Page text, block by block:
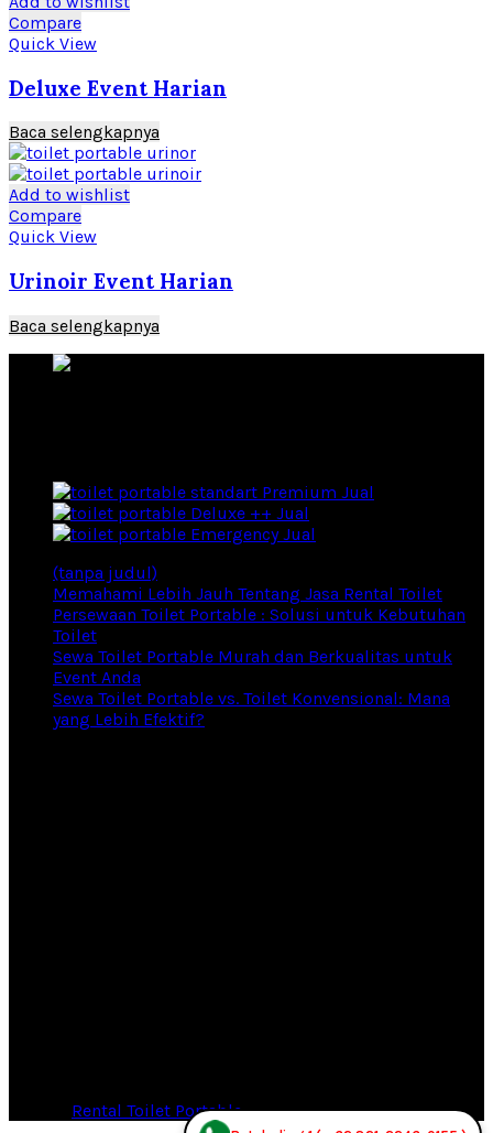
Compare
Quick View
Deluxe Event Harian
Baca selengkapnya
Add to wishlist
Compare
Quick View
Urinoir Event Harian
Baca selengkapnya
Premium Jual
Deluxe ++ Jual
Emergency Jual
(tanpa judul)
Memahami Lebih Jauh Tentang Jasa Rental Toilet
Persewaan Toilet Portable : Solusi untuk Kebutuhan
Toilet
Sewa Toilet Portable Murah dan Berkualitas untuk
Event Anda
Sewa Toilet Portable vs. Toilet Konvensional: Mana
yang Lebih Efektif?
Rental Toilet Portable. All rights reserved